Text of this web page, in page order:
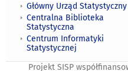
Główny Urząd Statystyczny
Centralna Biblioteka
Statystyczna
Centrum Informatyki
Statystycznej
Projekt SISP